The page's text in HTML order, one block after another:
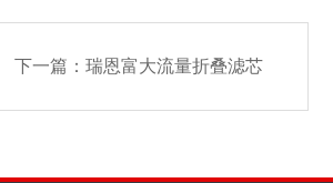
下一篇： 瑞恩富大流量折叠滤芯